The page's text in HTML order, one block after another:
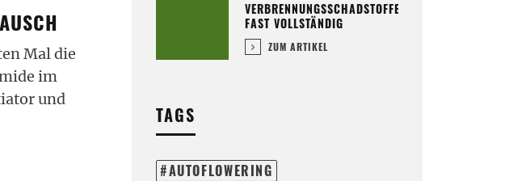
Mal die
im
und
VERBRENNUNGSSCHADSTOFFE
FAST VOLLSTÄNDIG
ZUM ARTIKEL
TAGS
AUTOFLOWERING